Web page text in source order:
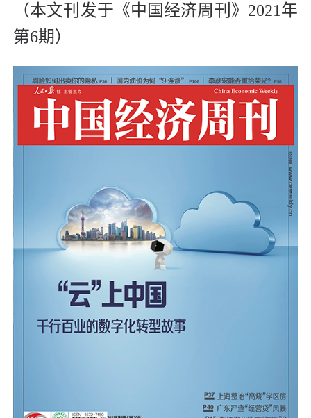
（本文刊发于《中国经济周刊》2021年
第6期）